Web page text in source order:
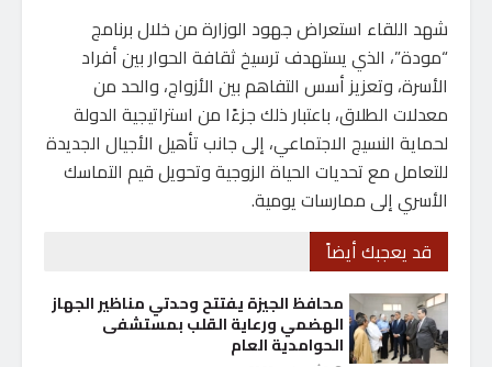
شهد اللقاء استعراض جهود الوزارة من خلال برنامج
“مودة”، الذي يستهدف ترسيخ ثقافة الحوار بين أفراد
الأسرة، وتعزيز أسس التفاهم بين الأزواج، والحد من
معدلات الطلاق، باعتبار ذلك جزءًا من استراتيجية الدولة
لحماية النسيج الاجتماعي، إلى جانب تأهيل الأجيال الجديدة
للتعامل مع تحديات الحياة الزوجية وتحويل قيم التماسك
الأسري إلى ممارسات يومية.
قد يعجبك أيضاً
محافظ الجيزة يفتتح وحدتي مناظير الجهاز
الهضمي ورعاية القلب بمستشفى
الحوامدية العام